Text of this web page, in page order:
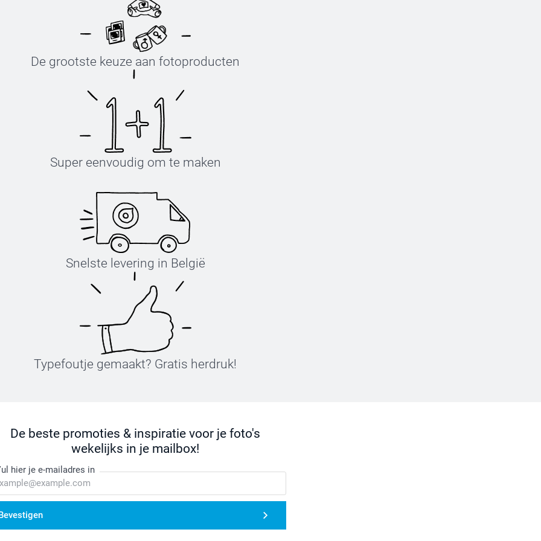
De grootste keuze aan fotoproducten
Super eenvoudig om te maken
Snelste levering in België
Typefoutje gemaakt? Gratis herdruk!
De beste promoties & inspiratie voor je foto's
wekelijks in je mailbox!
hier je e-mailadres in